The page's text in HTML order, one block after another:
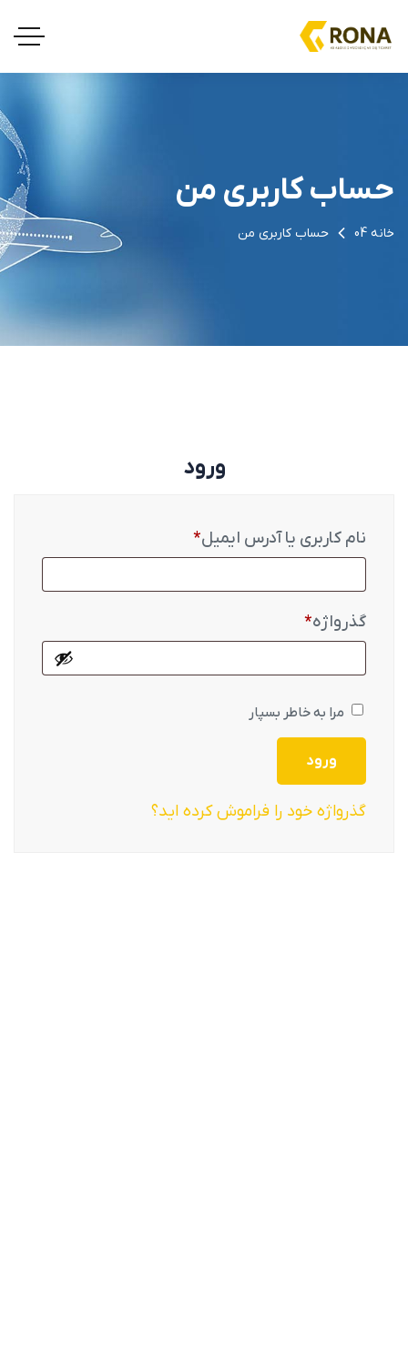
حساب کاربری من
خانه 04 حساب کاربری من
ورود
نام کاربری یا آدرس ایمیل*
گذرواژه*
مرا به خاطر بسپار
ورود
گذرواژه خود را فراموش کرده اید؟